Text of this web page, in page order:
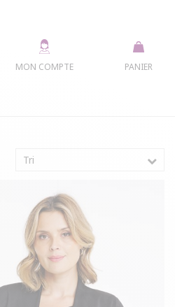
PANIER
MON COMPTE
Tri